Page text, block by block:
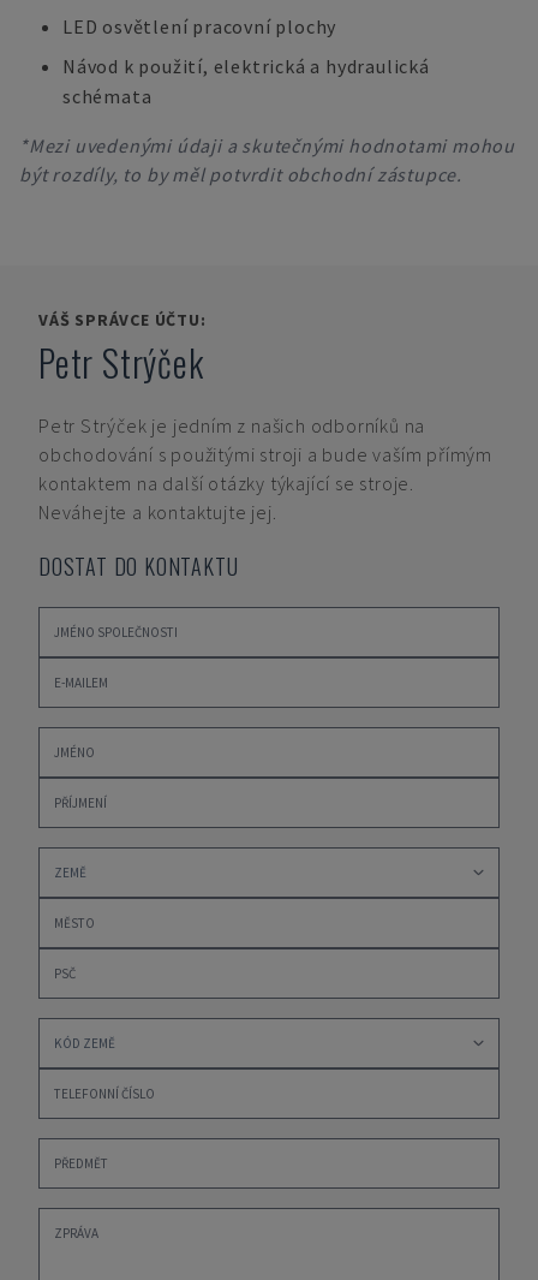
LED osvětlení pracovní plochy
Návod k použití, elektrická a hydraulická
schémata
*Mezi uvedenými údaji a skutečnými hodnotami mohou
být rozdíly, to by měl potvrdit obchodní zástupce.
VÁŠ SPRÁVCE ÚČTU:
Petr Strýček
Petr Strýček je jedním z našich odborníků na
obchodování s použitými stroji a bude vaším přímým
kontaktem na další otázky týkající se stroje.
Neváhejte a kontaktujte jej.
DOSTAT DO KONTAKTU